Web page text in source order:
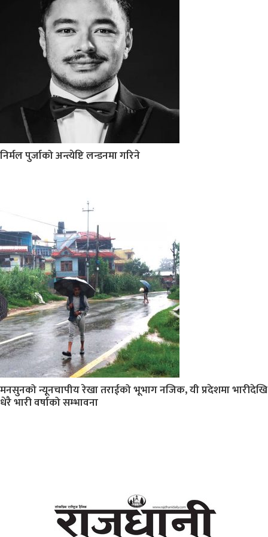
निर्मल पुर्जाको अन्त्येष्टि लन्डनमा गरिने
मनसुनको न्यूनचापीय रेखा तराईको भूभाग नजिक, यी प्रदेशमा भारीदेखि
धेरै भारी वर्षाको सम्भावना